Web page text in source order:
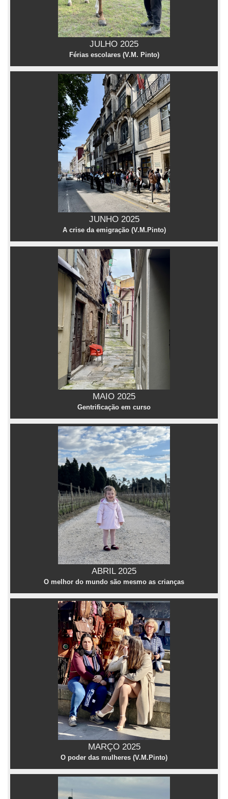
JULHO 2025
Férias escolares (V.M. Pinto)
JUNHO 2025
A crise da emigração (V.M.Pinto)
MAIO 2025
Gentrificação em curso
ABRIL 2025
O melhor do mundo são mesmo as crianças
MARÇO 2025
O poder das mulheres (V.M.Pinto)